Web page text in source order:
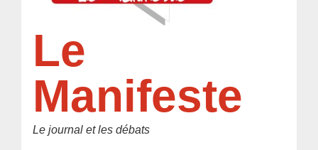
Le
Manifeste
Le journal et les débats